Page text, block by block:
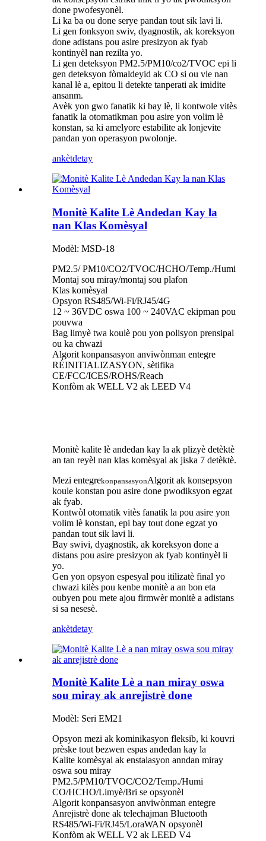
done pwofesyonèl.
Li ka ba ou done serye pandan tout sik lavi li.
Li gen fonksyon swiv, dyagnostik, ak koreksyon
done adistans pou asire presizyon ak fyab
kontinyèl nan rezilta yo.
Li gen deteksyon PM2.5/PM10/co2/TVOC epi li
gen deteksyon fòmaldeyid ak CO si ou vle nan
kanal lè a, epitou li detekte tanperati ak imidite
ansanm.
Avèk yon gwo fanatik ki bay lè, li kontwole vitès
fanatik la otomatikman pou asire yon volim lè
konstan, sa ki amelyore estabilite ak lonjevite
pandan yon operasyon pwolonje.
ankètdetay
Monitè Kalite Lè Andedan Kay la
nan Klas Komèsyal
Modèl: MSD-18
PM2.5/ PM10/CO2/TVOC/HCHO/Temp./Humi
Montaj sou miray/montaj sou plafon
Klas komèsyal
Opsyon RS485/Wi-Fi/RJ45/4G
12 ~ 36VDC oswa 100 ~ 240VAC ekipman pou
pouvwa
Bag limyè twa koulè pou yon polisyon prensipal
ou ka chwazi
Algorit konpansasyon anviwònman entegre
RÉINITIALIZASYON, sètifika
CE/FCC/ICES/ROHS/Reach
Konfòm ak WELL V2 ak LEED V4
Monitè kalite lè andedan kay la ak plizyè detèktè
an tan reyèl nan klas komèsyal ak jiska 7 detèktè.
Mezi entegrekonpansasyonAlgorit ak konsepsyon
koule konstan pou asire done pwodiksyon egzat
ak fyab.
Kontwòl otomatik vitès fanatik la pou asire yon
volim lè konstan, epi bay tout done egzat yo
pandan tout sik lavi li.
Bay swivi, dyagnostik, ak koreksyon done a
distans pou asire presizyon ak fyab kontinyèl li
yo.
Gen yon opsyon espesyal pou itilizatè final yo
chwazi kilès pou kenbe monitè a an bon eta
oubyen pou mete ajou firmwèr monitè a adistans
si sa nesesè.
ankètdetay
Monitè Kalite Lè a nan miray oswa
sou miray ak anrejistrè done
Modèl: Seri EM21
Opsyon mezi ak kominikasyon fleksib, ki kouvri
prèske tout bezwen espas andedan kay la
Kalite komèsyal ak enstalasyon anndan miray
oswa sou miray
PM2.5/PM10/TVOC/CO2/Temp./Humi
CO/HCHO/Limyè/Bri se opsyonèl
Algorit konpansasyon anviwònman entegre
Anrejistrè done ak telechajman Bluetooth
RS485/Wi-Fi/RJ45/LoraWAN opsyonèl
Konfòm ak WELL V2 ak LEED V4